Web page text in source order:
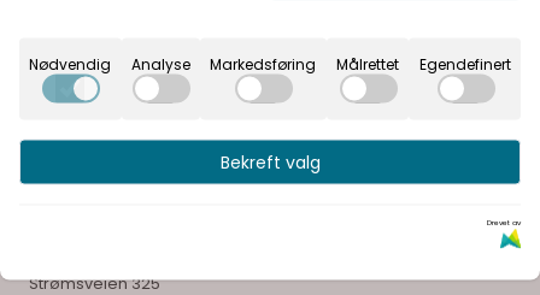
Selskapsinformasjon
Strømsveien 325
Nødvendig Analyse Markedsføring Målrettet Egendefinert
Bekreft valg
Drevet av